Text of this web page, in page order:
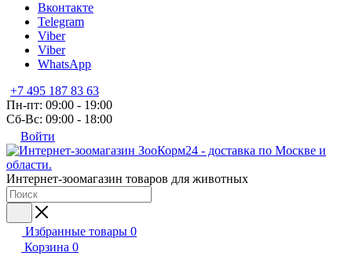
Вконтакте
Telegram
Viber
Viber
WhatsApp
+7 495 187 83 63
Пн-пт: 09:00 - 19:00
Сб-Вс: 09:00 - 18:00
Войти
Интернет-зоомагазин товаров для животных
Избранные товары 0
Корзина 0